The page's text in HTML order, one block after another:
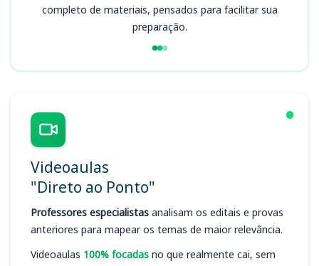
completo de materiais, pensados para facilitar sua
preparação.
Videoaulas
"Direto ao Ponto"
Professores especialistas analisam os editais e provas
anteriores para mapear os temas de maior relevância.
Videoaulas 100% focadas no que realmente cai, sem